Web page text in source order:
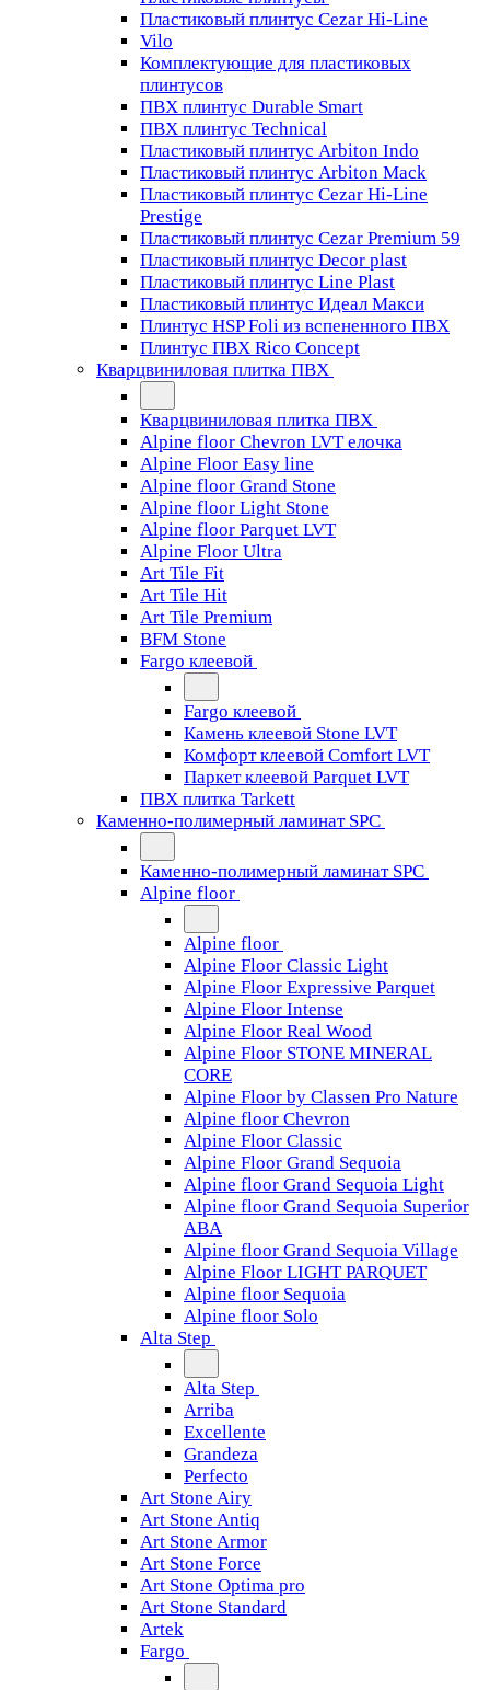
Пластиковый плинтус Cezar Hi-Line
Vilo
Комплектующие для пластиковых
плинтусов
ПВХ плинтус Durable Smart
ПВХ плинтус Technical
Пластиковый плинтус Arbiton Indo
Пластиковый плинтус Arbiton Mack
Пластиковый плинтус Cezar Hi-Line
Prestige
Пластиковый плинтус Cezar Premium 59
Пластиковый плинтус Decor plast
Пластиковый плинтус Line Plast
Пластиковый плинтус Идеал Макси
Плинтус HSP Foli из вспененного ПВХ
Плинтус ПВХ Rico Concept
Кварцвиниловая плитка ПВХ
Кварцвиниловая плитка ПВХ
Alpine floor Chevron LVT елочка
Alpine Floor Easy line
Alpine floor Grand Stone
Alpine floor Light Stone
Alpine floor Parquet LVT
Alpine Floor Ultra
Art Tile Fit
Art Tile Hit
Art Tile Premium
BFM Stone
Fargo клеевой
Fargo клеевой
Камень клеевой Stone LVT
Комфорт клеевой Comfort LVT
Паркет клеевой Parquet LVT
ПВХ плитка Tarkett
Каменно-полимерный ламинат SPC
Каменно-полимерный ламинат SPC
Alpine floor
Alpine floor
Alpine Floor Classic Light
Alpine Floor Expressive Parquet
Alpine Floor Intense
Alpine Floor Real Wood
Alpine Floor STONE MINERAL
CORE
Alpine Floor by Classen Pro Nature
Alpine floor Chevron
Alpine Floor Classic
Alpine Floor Grand Sequoia
Alpine floor Grand Sequoia Light
Alpine floor Grand Sequoia Superior
ABA
Alpine floor Grand Sequoia Village
Alpine Floor LIGHT PARQUET
Alpine floor Sequoia
Alpine floor Solo
Alta Step
Alta Step
Arriba
Excellente
Grandeza
Perfecto
Art Stone Airy
Art Stone Antiq
Art Stone Armor
Art Stone Force
Art Stone Optima pro
Art Stone Standard
Artek
Fargo